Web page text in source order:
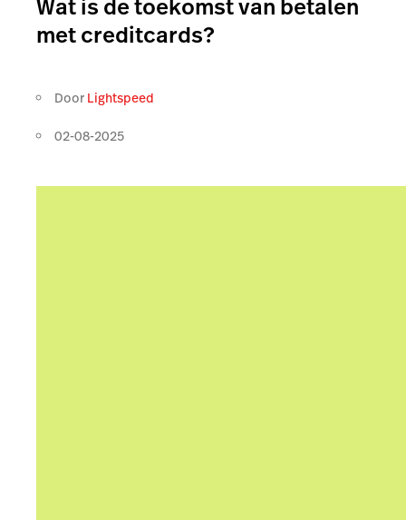
Wat is de toekomst van betalen
met creditcards?
Door Lightspeed
02-08-2025